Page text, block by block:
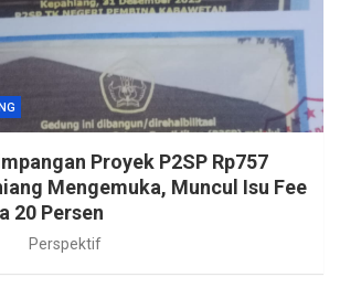
Proyek P2SP Rp757
Mengemuka, Muncul Isu Fee
20 Persen
Perspektif